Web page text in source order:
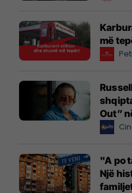
më
Out”
"A po
Një